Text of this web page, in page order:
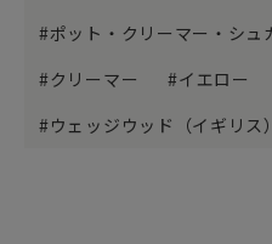
ポット・クリーマー・シュ
クリーマー
イエロー
ウェッジウッド（イギリス）